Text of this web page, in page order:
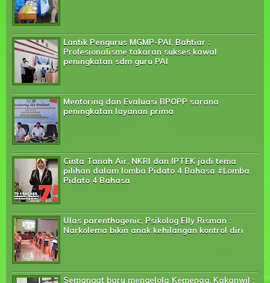
Lantik Pengurus MGMP-PAI, Bahtiar :
Profesionalisme takaran sukses kawal
peningkatan sdm guru PAI
Mentoring dan Evaluasi BPOPP sarana
peningkatan layanan prima
Cinta Tanah Air, NKRI dan IPTEK jadi tema
pilihan dalam lomba Pidato 4 Bahasa #Lomba
Pidato 4 Bahasa
Ulas parenthogenic, Psikolog Elly Risman :
Narkolema bikin anak kehilangan kontrol diri
Semangat baru mengelola Kemenag, Kakanwil :